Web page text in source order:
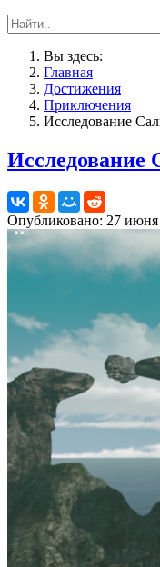
Вы здесь:
Главная
Достижения
Приключения
Исследование
Исследование
Опубликовано: 27 июня